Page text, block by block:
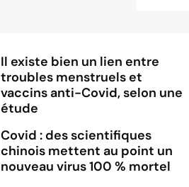
Il existe bien un lien entre
troubles menstruels et
vaccins anti-Covid, selon une
étude
Covid : des scientifiques
chinois mettent au point un
nouveau virus 100 % mortel